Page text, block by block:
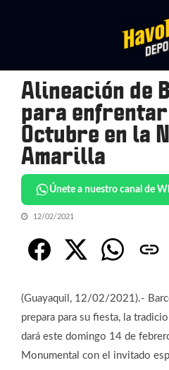
Alineación de
para enfrentar
Octubre en la
Amarilla
Únete a nuestro canal de
12/02/2021
(Guayaquil, 12/02/2021).-
prepara para su fiesta, la
dará este domingo 14 de
Monumental con el invitado